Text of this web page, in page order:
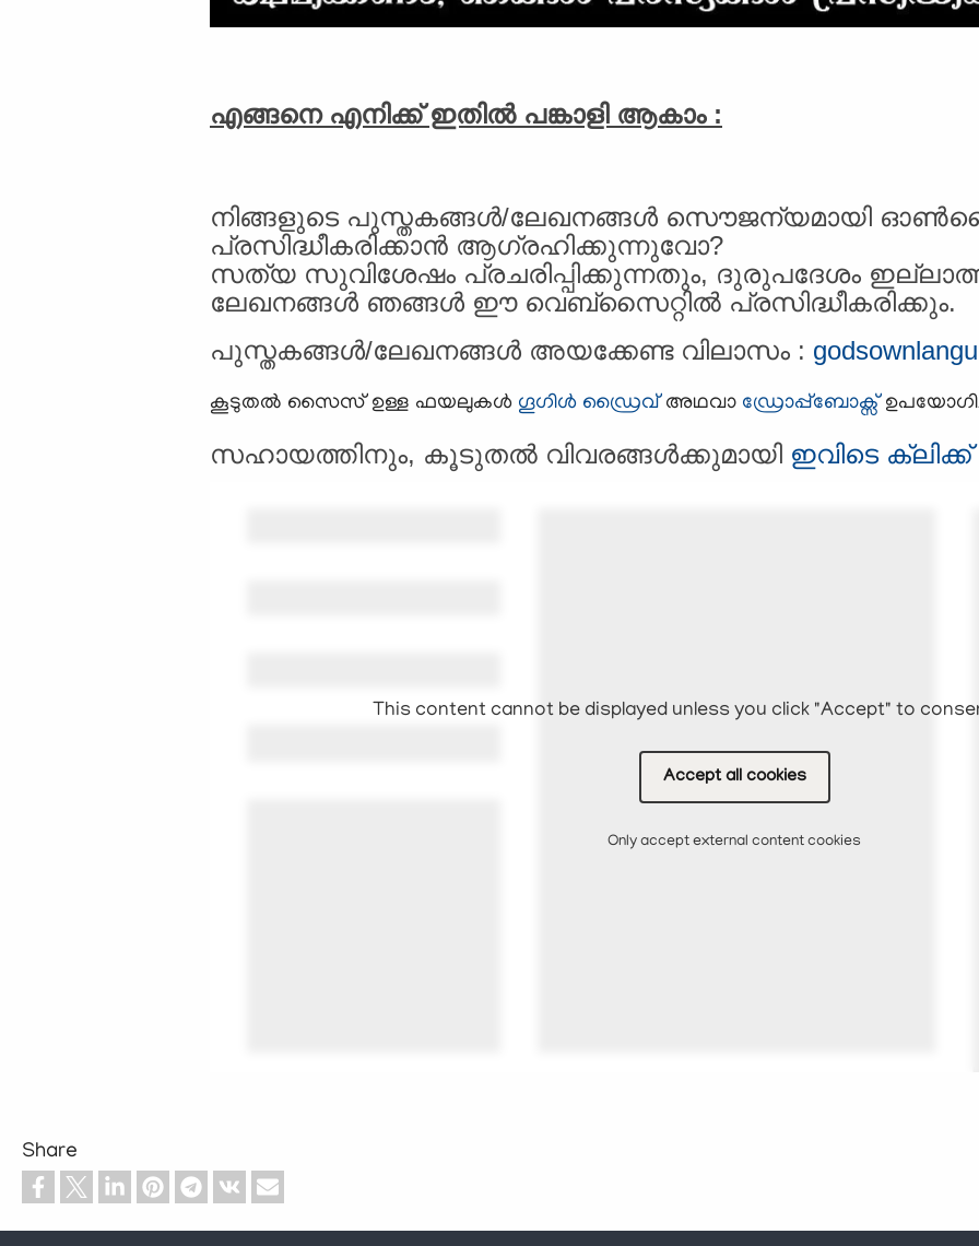
എങ്ങനെ എനിക്ക് ഇതില്‍ പങ്കാളി ആകാം :
നിങ്ങളുടെ പുസ്തകങ്ങള്‍/ലേഖനങ്ങള്‍ സൌജന്യമായി
പ്രസിദ്ധീകരിക്കാന്‍ ആഗ്രഹിക്കുന്നുവോ?
സത്യ സുവിശേഷം പ്രചരിപ്പിക്കുന്നതും, ദുരുപദേശം
ലേഖനങ്ങള്‍ ഞങ്ങള്‍ ഈ വെബ്‌സൈറ്റില്‍ പ്രസിദ്ധീകരിക്കും.
പുസ്തകങ്ങള്‍/ലേഖനങ്ങള്‍ അയക്കേണ്ട വിലാസം :
കൂടുതല്‍ സൈസ് ഉള്ള ഫയലുകള്‍ ഗൂഗിള്‍ ഡ്രൈവ്അഥവാ ഡ്രോപ്പ്ബോക്സ്‌
സഹായത്തിനും, കൂടുതല്‍ വിവരങ്ങള്‍ക്കുമായി ഇവിടെ
This content cannot be displayed unless you click "Accept" to
Accept all cookies
Only accept external content cookies
Share